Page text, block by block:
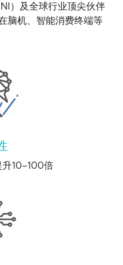
）及全球行业顶尖伙伴
脑机、智能消费终端等
10–100倍